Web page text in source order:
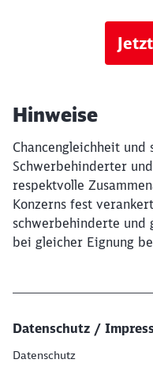
Hinweise
Chancengleichheit und
Schwerbehinderter
respektvolle
Konzerns fest
schwerbehinderte und
bei gleicher Eignung
Datenschutz /
Datenschutz